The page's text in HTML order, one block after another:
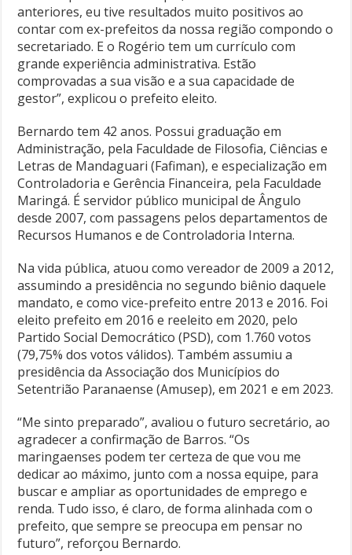
anteriores, eu tive resultados muito positivos ao
contar com ex-prefeitos da nossa região compondo o
secretariado. E o Rogério tem um currículo com
grande experiência administrativa. Estão
comprovadas a sua visão e a sua capacidade de
gestor”, explicou o prefeito eleito.
Bernardo tem 42 anos. Possui graduação em
Administração, pela Faculdade de Filosofia, Ciências e
Letras de Mandaguari (Fafiman), e especialização em
Controladoria e Gerência Financeira, pela Faculdade
Maringá. É servidor público municipal de Ângulo
desde 2007, com passagens pelos departamentos de
Recursos Humanos e de Controladoria Interna.
Na vida pública, atuou como vereador de 2009 a 2012,
assumindo a presidência no segundo biênio daquele
mandato, e como vice-prefeito entre 2013 e 2016. Foi
eleito prefeito em 2016 e reeleito em 2020, pelo
Partido Social Democrático (PSD), com 1.760 votos
(79,75% dos votos válidos). Também assumiu a
presidência da Associação dos Municípios do
Setentrião Paranaense (Amusep), em 2021 e em 2023.
“Me sinto preparado”, avaliou o futuro secretário, ao
agradecer a confirmação de Barros. “Os
maringaenses podem ter certeza de que vou me
dedicar ao máximo, junto com a nossa equipe, para
buscar e ampliar as oportunidades de emprego e
renda. Tudo isso, é claro, de forma alinhada com o
prefeito, que sempre se preocupa em pensar no
futuro”, reforçou Bernardo.